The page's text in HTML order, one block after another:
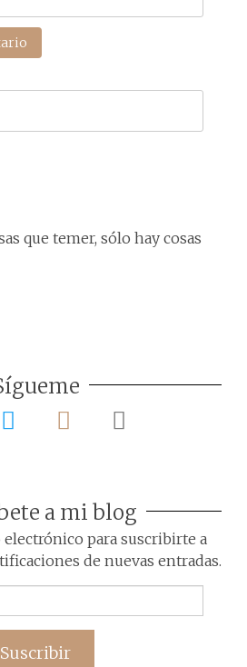
que temer, sólo hay cosas
a mi blog
para suscribirte a
de nuevas entradas.
de
Suscribir